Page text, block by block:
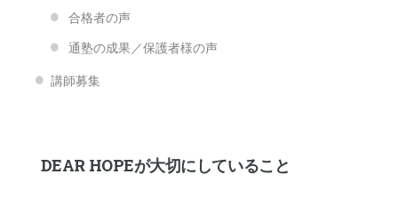
合格者の声
通塾の成果／保護者様の声
講師募集
DEAR HOPEが大切にしていること